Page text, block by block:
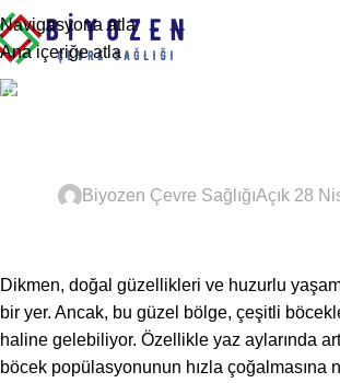
Navigasyona atla
Ana içeriğe atla
Ana Sayfa
Biyozen Çevre SağlığıAçık 28
Dikmen, doğal güzellikleri ve huzurlu
bir yer. Ancak, bu güzel bölge, çeşitli
haline gelebiliyor. Özellikle yaz aylarında
böcek popülasyonunun hızla çoğalmasına